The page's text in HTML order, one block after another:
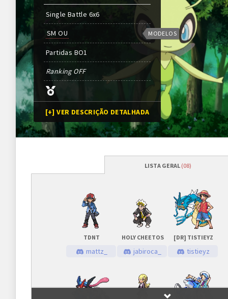
Single Battle 6x6
SM OU
Partidas BO1
Ranking OFF
[+] VER DESCRIÇÃO DETALHADA
MODELOS
Programação
Abertura das inscrições 16/01/2021
Sorteio das chaves 16/01/2021
Inscrições
LISTA GERAL (08)
TDNT
mattz_
HOLY CHEETOS
jabiroca_
[DR] TISTIEYZ
tistieyz